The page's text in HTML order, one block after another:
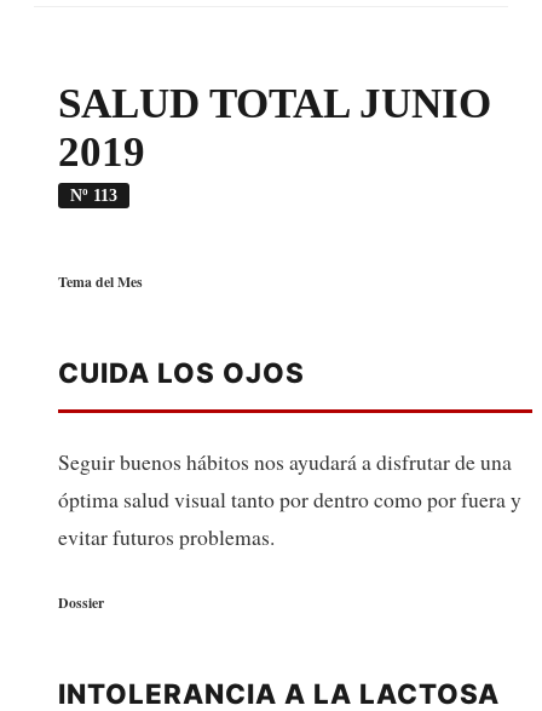
SALUD TOTAL JUNIO
2019
Nº 113
Tema del Mes
CUIDA LOS OJOS
Seguir buenos hábitos nos ayudará a disfrutar de una
óptima salud visual tanto por dentro como por fuera y
evitar futuros problemas.
Dossier
INTOLERANCIA A LA LACTOSA